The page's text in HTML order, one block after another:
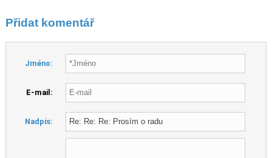
Přidat komentář
Jméno:
E-mail:
Nadpis: